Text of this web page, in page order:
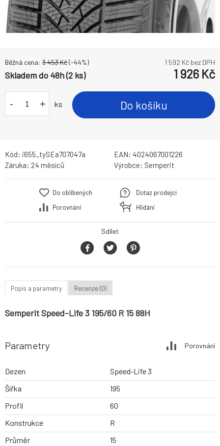
Běžná cena: 3 453Kč(-44%) 1 592 Kč bez DPH
Skladem do 48h (2 ks) 1 926 Kč
- + ks Do košíku
Kód: i655_tySEa707047a EAN: 4024067001226
Záruka: 24 měsíců Výrobce: Semperit
Do oblíbených
Porovnání
Dotaz prodejci
Hlídání
Sdílet
Popis a parametry Recenze (0)
Semperit Speed-Life 3 195/60 R 15 88H
Parametry Porovnání
Dezen
Speed-Life 3
Šířka
195
Profil
60
Konstrukce
R
Průměr
15